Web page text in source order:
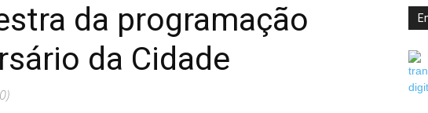
da programação
da Cidade